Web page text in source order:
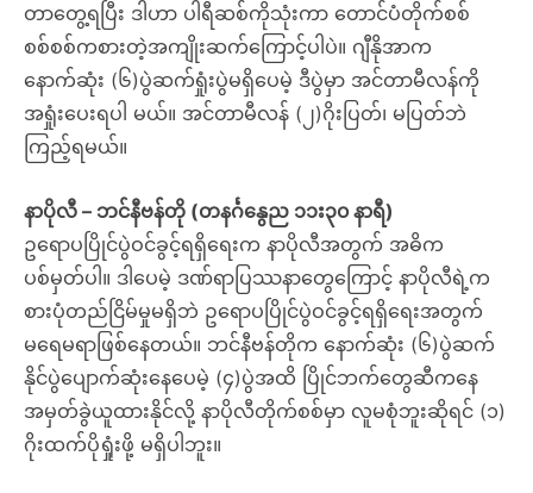
တာတွေ့ရပြီး ဒါဟာ ပါရီဆစ်ကိုသုံးကာ တောင်ပံတိုက်စစ်
စစ်စစ်ကစားတဲ့အကျိုးဆက်ကြောင့်ပါပဲ။ ဂျီနိုအာက
နောက်ဆုံး (၆)ပွဲဆက်ရှုံးပွဲမရှိပေမဲ့ ဒီပွဲမှာ အင်တာမီလန်ကို
အရှုံးပေးရပါ မယ်။ အင်တာမီလန် (၂)ဂိုးပြတ်၊ မပြတ်ဘဲ
ကြည့်ရမယ်။
နာပိုလီ – ဘင်နီဗန်တို (တနင်္ဂနွေည ၁၁း၃၀ နာရီ)
ဥရောပပြိုင်ပွဲဝင်ခွင့်ရရှိရေးက နာပိုလီအတွက် အဓိက
ပစ်မှတ်ပါ။ ဒါပေမဲ့ ဒဏ်ရာပြဿနာတွေကြောင့် နာပိုလီရဲ့က
စားပုံတည်ငြိမ်မှုမရှိဘဲ ဥရောပပြိုင်ပွဲဝင်ခွင့်ရရှိရေးအတွက်
မရေမရာဖြစ်နေတယ်။ ဘင်နီဗန်တိုက နောက်ဆုံး (၆)ပွဲဆက်
နိုင်ပွဲပျောက်ဆုံးနေပေမဲ့ (၄)ပွဲအထိ ပြိုင်ဘက်တွေဆီကနေ
အမှတ်ခွဲယူထားနိုင်လို့ နာပိုလီတိုက်စစ်မှာ လူမစုံဘူးဆိုရင် (၁)
ဂိုးထက်ပိုရှုံးဖို့ မရှိပါဘူး။